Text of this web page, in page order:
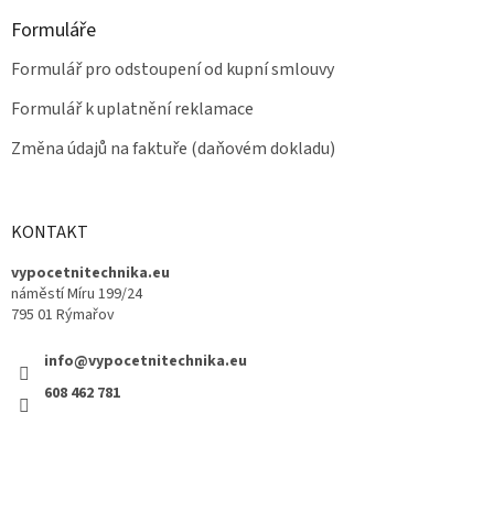
Formuláře
Formulář pro odstoupení od kupní smlouvy
Formulář k uplatnění reklamace
Změna údajů na faktuře (daňovém dokladu)
KONTAKT
vypocetnitechnika.eu
náměstí Míru 199/24
795 01 Rýmařov
info@vypocetnitechnika.eu
608 462 781